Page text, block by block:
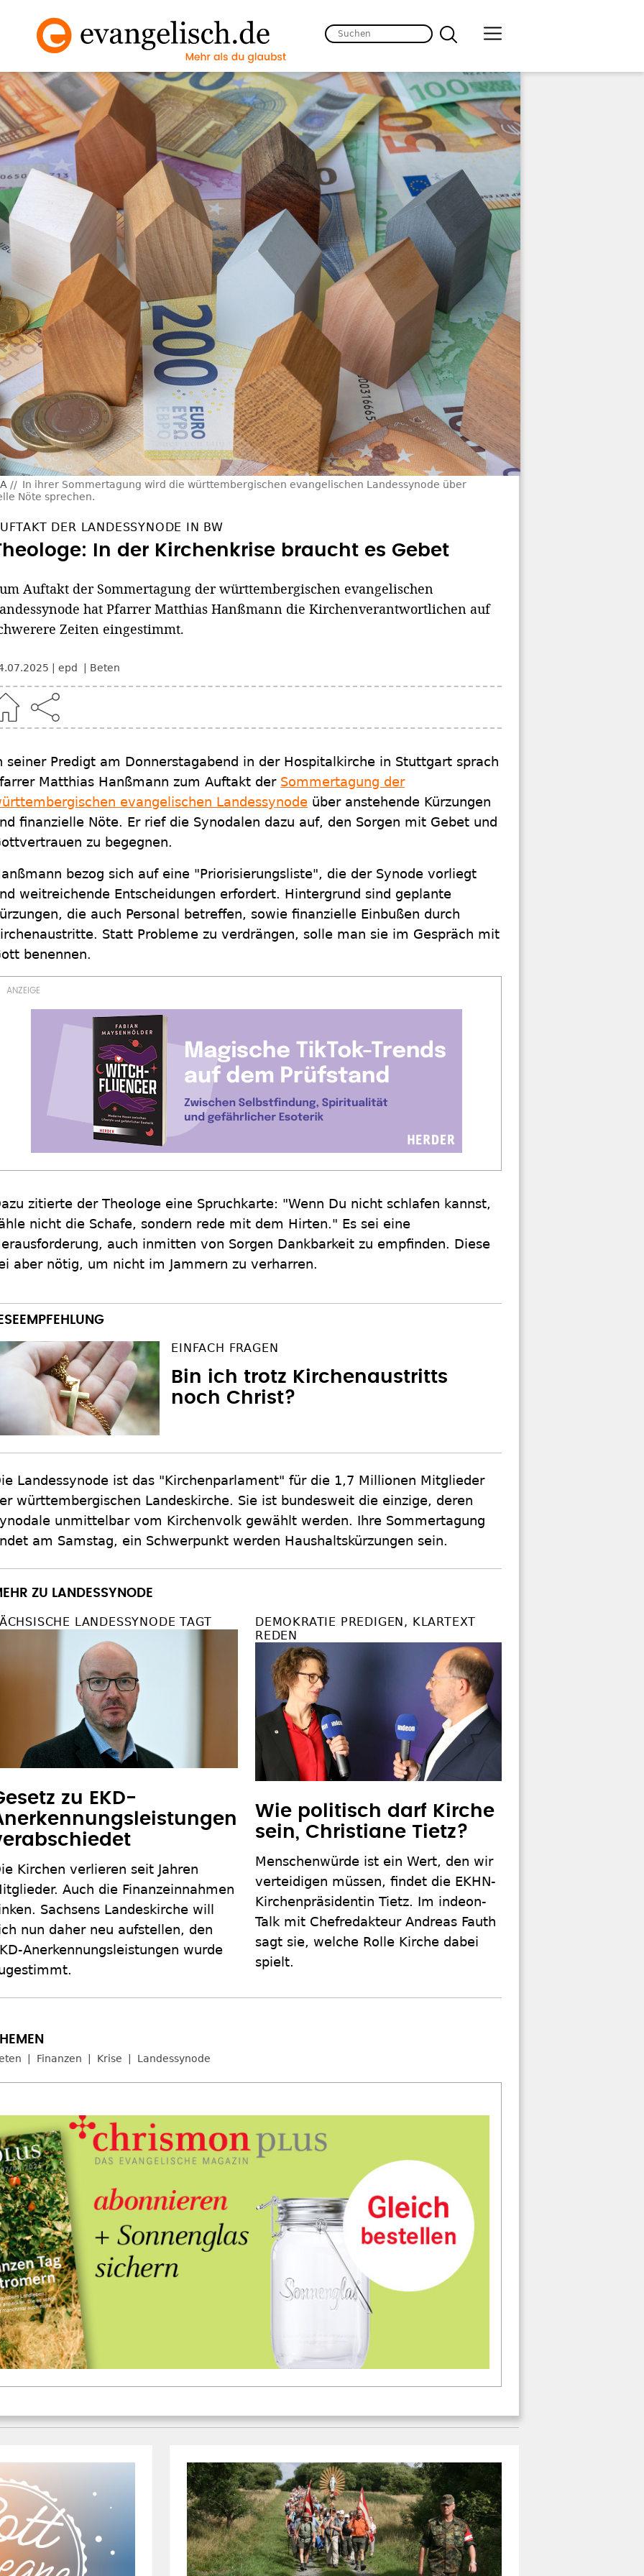
In ihrer Sommertagung wird die württembergischen evangelischen Landessynode über
Nöte sprechen.
DER LANDESSYNODE IN BW
In der Kirchenkrise braucht es Gebet
Auftakt der Sommertagung der württembergischen evangelischen
hat Pfarrer Matthias Hanßmann die Kirchenverantwortlichen auf
Zeiten eingestimmt.
epd Beten
seiner Predigt am Donnerstagabend in der Hospitalkirche in Stuttgart sprach
Matthias Hanßmann zum Auftakt der Sommertagung der
evangelischen Landessynode über anstehende Kürzungen
finanzielle Nöte. Er rief die Synodalen dazu auf, den Sorgen mit Gebet und
zu begegnen.
bezog sich auf eine "Priorisierungsliste", die der Synode vorliegt
weitreichende Entscheidungen erfordert. Hintergrund sind geplante
die auch Personal betreffen, sowie finanzielle Einbußen durch
Statt Probleme zu verdrängen, solle man sie im Gespräch mit
benennen.
zitierte der Theologe eine Spruchkarte: "Wenn Du nicht schlafen kannst,
nicht die Schafe, sondern rede mit dem Hirten." Es sei eine
auch inmitten von Sorgen Dankbarkeit zu empfinden. Diese
aber nötig, um nicht im Jammern zu verharren.
EINFACH FRAGEN
Bin ich trotz Kirchenaustritts
noch Christ?
Landessynode ist das "Kirchenparlament" für die 1,7 Millionen Mitglieder
württembergischen Landeskirche. Sie ist bundesweit die einzige, deren
unmittelbar vom Kirchenvolk gewählt werden. Ihre Sommertagung
am Samstag, ein Schwerpunkt werden Haushaltskürzungen sein.
ZU LANDESSYNODE
LANDESSYNODE TAGT
zu EKD-
Kirchen verlieren seit Jahren
Auch die Finanzeinnahmen
Sachsens Landeskirche will
nun daher neu aufstellen, den
Anerkennungsleistungen wurde
DEMOKRATIE PREDIGEN, KLARTEXT
REDEN
Wie politisch darf Kirche
sein, Christiane Tietz?
Menschenwürde ist ein Wert, den wir
verteidigen müssen, findet die EKHN-
Kirchenpräsidentin Tietz. Im indeon-
Talk mit Chefredakteur Andreas Fauth
sagt sie, welche Rolle Kirche dabei
spielt.
Finanzen Krise Landessynode